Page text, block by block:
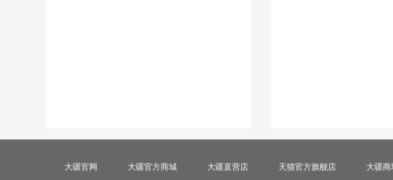
大疆官网 大疆官方商城 大疆直营店 天猫官方旗舰店 大疆商